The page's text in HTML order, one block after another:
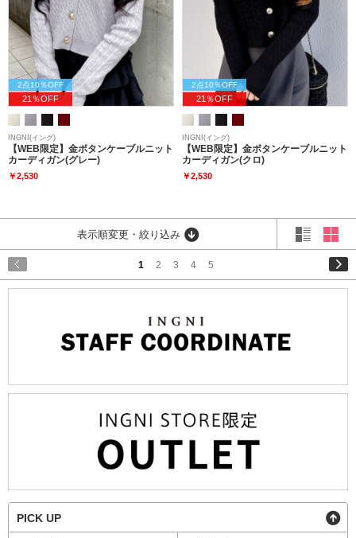
2点10％OFF
21％OFF
INGNI(イング)
【WEB限定】金ボタンケーブルニット
カーディガン(グレー)
￥2,530
2点10％OFF
21％OFF
INGNI(イング)
【WEB限定】金ボタンケーブルニット
カーディガン(クロ)
￥2,530
表示順変更・絞り込み
1 2 3 4 5
PICK UP